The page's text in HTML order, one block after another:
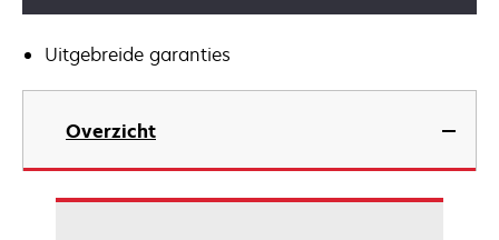
Uitgebreide garanties
Overzicht